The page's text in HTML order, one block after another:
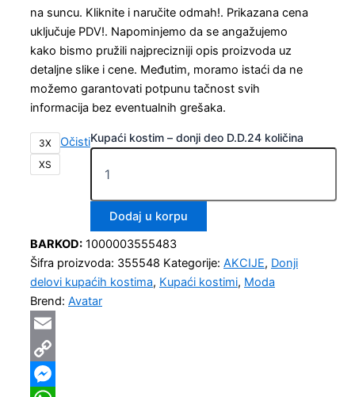
na suncu. Kliknite i naručite odmah!. Prikazana cena
uključuje PDV!. Napominjemo da se angažujemo
kako bismo pružili najprecizniji opis proizvoda uz
detaljne slike i cene. Međutim, moramo istaći da ne
možemo garantovati potpunu tačnost svih
informacija bez eventualnih grešaka.
3X
XS
OčistiKupaći kostim – donji deo D.D.24 količina
Dodaj u korpu
BARKOD: 1000003555483
Šifra proizvoda: 355548 Kategorije: AKCIJE, Donji
delovi kupaćih kostima, Kupaći kostimi, Moda
Brend: Avatar
Email
Copy